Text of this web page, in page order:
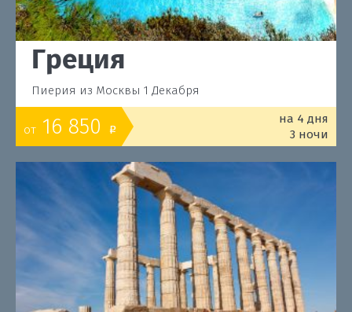
Греция
Пиерия из Москвы 1 Декабря
от 16 850 o
на 4 дня
3 ночи